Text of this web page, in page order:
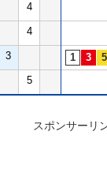
4
4
3
5
スポンサーリ